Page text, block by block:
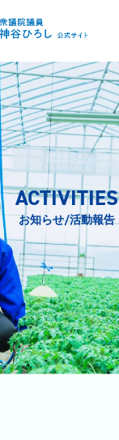
ACTIVITIES
お知らせ/活動報告